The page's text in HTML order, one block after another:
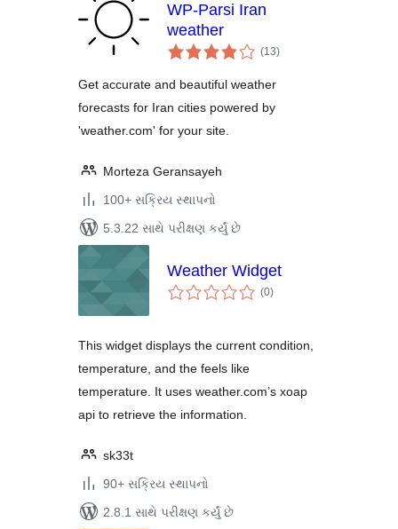
WP-Parsi Iran
weather
(13કુલ
રેટિંગ્સ
)
Get accurate and beautiful weather
forecasts for Iran cities powered by
'weather.com' for your site.
Morteza Geransayeh
100+ સક્રિય સ્થાપનો
5.3.22 સાથે પરીક્ષણ કર્યું છે
Weather Widget
(0કુલ
રેટિંગ્સ
)
This widget displays the current condition,
temperature, and the feels like
temperature. It uses weather.com’s xoap
api to retrieve the information.
sk33t
90+ સક્રિય સ્થાપનો
2.8.1 સાથે પરીક્ષણ કર્યું છે